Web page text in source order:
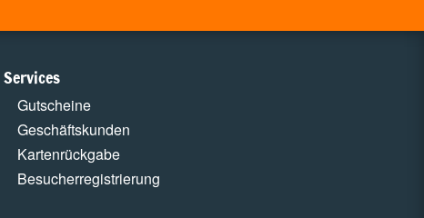
Services
Gutscheine
Geschäftskunden
Kartenrückgabe
Besucherregistrierung